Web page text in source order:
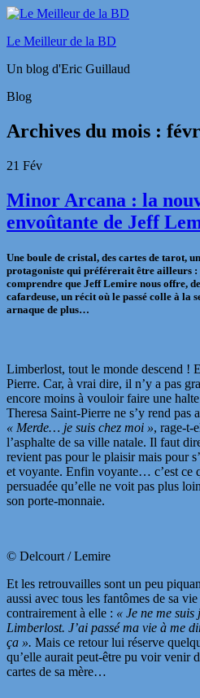
Le Meilleur de la BD
Un blog d'Eric Guillaud
Blog
Archives du mois :
21 Fév
Minor Arcana : la
envoûtante de Jeff
Une boule de cristal, des cartes de tarot,
protagoniste qui préférerait être ailleurs :
comprendre que Jeff Lemire nous offre,
cafardeuse, un récit où le passé colle à la
arnaque de plus…
Limberlost, tout le monde descend !
Pierre. Car, à vrai dire, il n’y a pas
encore moins à vouloir faire une
Theresa Saint-Pierre ne s’y rend pas
« Merde… je suis chez moi », rage-t-
l’asphalte de sa ville natale. Il faut
revient pas pour le plaisir mais pour
et voyante. Enfin voyante… c’est ce
persuadée qu’elle ne voit pas plus
son porte-monnaie.
© Delcourt / Lemire
Et les retrouvailles sont un peu
aussi avec tous les fantômes de sa
contrairement à elle : « Je ne me
Limberlost. J’ai passé ma vie à me
ça ». Mais ce retour lui réserve
qu’elle aurait peut-être pu voir venir
cartes de sa mère…